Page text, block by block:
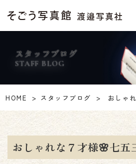
スタッフブログ
STAFF BLOG
HOME スタッフブログ おしゃ
おしゃれな７才様🌸七五